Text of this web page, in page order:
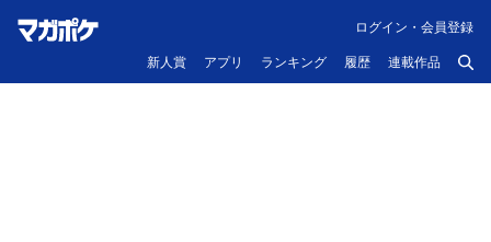
新人賞 アプリ ランキング 履歴 連載作品
ログイン・会員登録